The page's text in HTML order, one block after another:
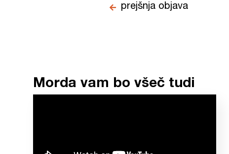
prejšnja objava
Morda vam bo všeč tudi